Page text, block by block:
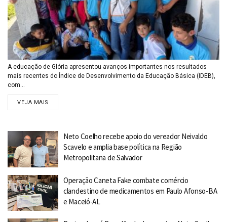
A educação de Glória apresentou avanços importantes nos resultados
mais recentes do Índice de Desenvolvimento da Educação Básica (IDEB),
com...
VEJA MAIS
Neto Coelho recebe apoio do vereador Neivaldo
Scavelo e amplia base política na Região
Metropolitana de Salvador
Operação Caneta Fake combate comércio
clandestino de medicamentos em Paulo Afonso-BA
e Maceió-AL